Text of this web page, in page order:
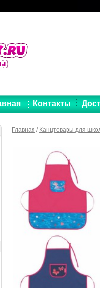
Контакты
Главная / Канцтовары для